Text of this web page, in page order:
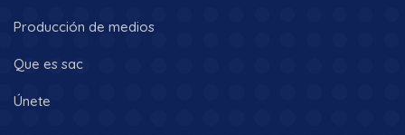
Producción de medios
Que es sac
Únete